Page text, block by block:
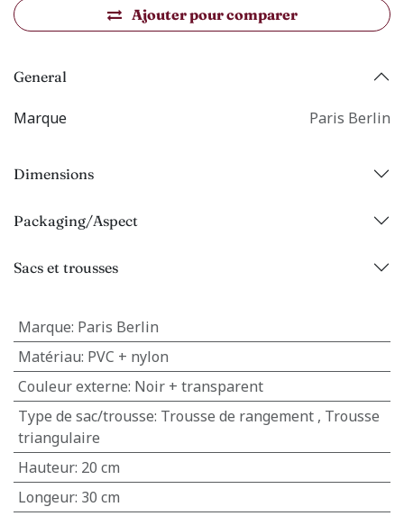
Ajouter pour comparer
General
Marque Paris Berlin
Dimensions
Packaging/Aspect
Sacs et trousses
Marque: Paris Berlin
Matériau: PVC + nylon
Couleur externe: Noir + transparent
Type de sac/trousse: Trousse de rangement, Trousse
triangulaire
Hauteur: 20 cm
Longeur: 30 cm